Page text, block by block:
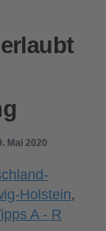
Mai 2020
Holstein,
A - R